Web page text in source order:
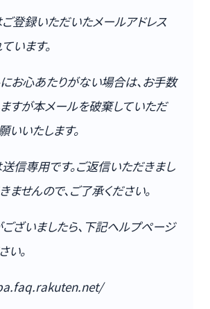
登録いただいたメールアドレス
います。
お心あたりがない場合は、お手数
すが本メールを破棄していただ
いいたします。
信専用です。ご返信いただきまし
ませんので、ご了承ください。
ざいましたら、下記ヘルプページ
い。